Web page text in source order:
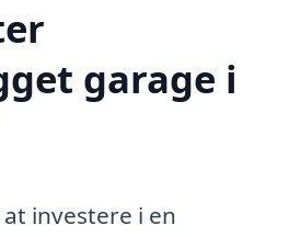
garage i
investere i en